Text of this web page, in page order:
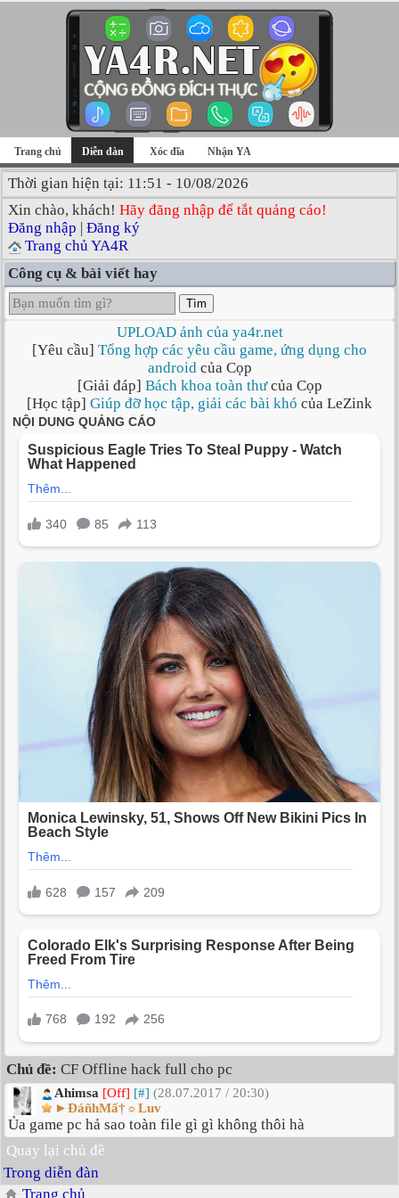
Trang chủ Diễn đàn Xóc đĩa Nhận YA
Thời gian hiện tại: 11:51 - 10/08/2026
Xin chào, khách! Hãy đăng nhập để tắt quảng cáo!
Đăng nhập | Đăng ký
Trang chủ YA4R
Công cụ & bài viết hay
Tìm
UPLOAD ảnh của ya4r.net
[Yêu cầu] Tổng hợp các yêu cầu game, ứng dụng cho
androidcủa Cọp
[Giải đáp] Bách khoa toàn thưcủa Cọp
[Học tập] Giúp đỡ học tập, giải các bài khó của LeZink
Chủ đề: CF Offline hack full cho pc
Ahimsa [Off] [#] (28.07.2017 / 20:30)
►ÐáñhMấ†☼Luv
Ủa game pc hả sao toàn file gì gì không thôi hà
Quay lại chủ đề
Trong diễn đàn
Trang chủ